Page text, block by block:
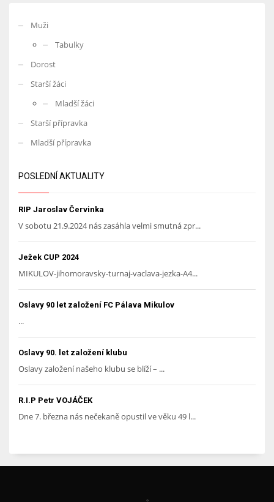
Muži
Tabulky
Dorost
Starší žáci
Mladší žáci
Starší přípravka
Mladší přípravka
POSLEDNÍ AKTUALITY
RIP Jaroslav Červinka
V sobotu 21.9.2024 nás zasáhla velmi smutná zpr...
Ježek CUP 2024
MIKULOV-jihomoravsky-turnaj-vaclava-jezka-A4...
Oslavy 90 let založení FC Pálava Mikulov
...
Oslavy 90. let založení klubu
Oslavy založení našeho klubu se blíží – ...
R.I.P Petr VOJÁČEK
Dne 7. března nás nečekaně opustil ve věku 49 l...